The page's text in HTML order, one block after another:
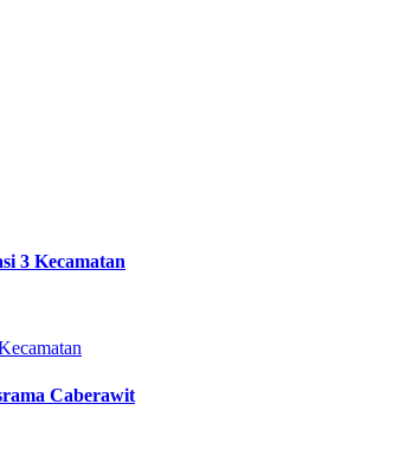
3 Kecamatan
Caberawit